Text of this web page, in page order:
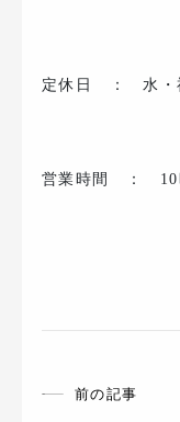
定休日 ： 水・
営業時間 ： 10
前の記事